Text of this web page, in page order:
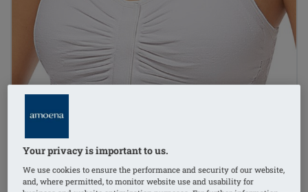
Your privacy is important to us.
We use cookies to ensure the performance and security of our website,
and, where permitted, to monitor website use and usability for